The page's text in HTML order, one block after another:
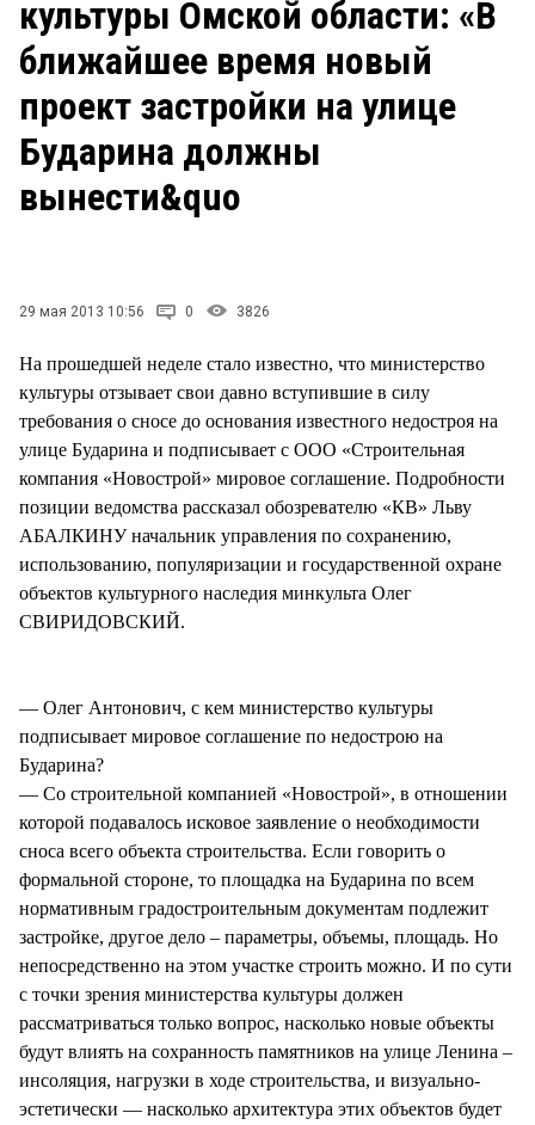
культуры Омской области: «В
ближайшее время новый
проект застройки на улице
Бударина должны
вынести&quo
29 мая 2013 10:56 0 3826
На прошедшей неделе стало известно, что министерство
культуры отзывает свои давно вступившие в силу
требования о сносе до основания известного недостроя на
улице Бударина и подписывает с ООО «Строительная
компания «Новострой» мировое соглашение. Подробности
позиции ведомства рассказал обозревателю «КВ» Льву
АБАЛКИНУ начальник управления по сохранению,
использованию, популяризации и государственной охране
объектов культурного наследия минкульта Олег
СВИРИДОВСКИЙ.
— Олег Антонович, с кем министерство культуры
подписывает мировое соглашение по недострою на
Бударина?
— Со строительной компанией «Новострой», в отношении
которой подавалось исковое заявление о необходимости
сноса всего объекта строительства. Если говорить о
формальной стороне, то площадка на Бударина по всем
нормативным градостроительным документам подлежит
застройке, другое дело – параметры, объемы, площадь. Но
непосредственно на этом участке строить можно. И по сути
с точки зрения министерства культуры должен
рассматриваться только вопрос, насколько новые объекты
будут влиять на сохранность памятников на улице Ленина –
инсоляция, нагрузки в ходе строительства, и визуально-
эстетически — насколько архитектура этих объектов будет